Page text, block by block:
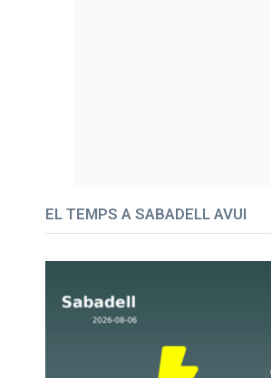
EL TEMPS A SABADELL AVUI